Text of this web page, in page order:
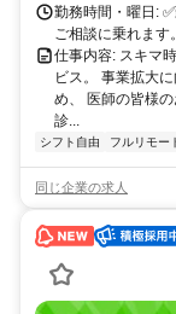
勤務時間・曜日:
ご相談に乗れます。
仕事内容: スキマ
ビス。 事業拡大
め、 医師の皆様
診...
シフト自由 フルリモー
同じ企業の求人